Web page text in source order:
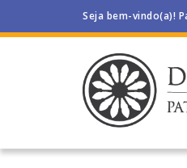
Seja bem-vindo(a)!